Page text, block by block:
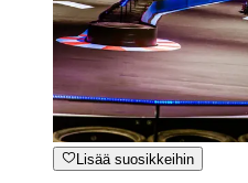
Lisää suosikkeihin